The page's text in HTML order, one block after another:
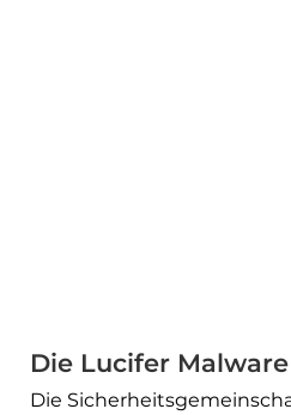
Die Lucifer
Die